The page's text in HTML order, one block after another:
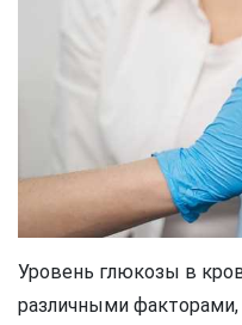
Уровень глюкозы в
различными